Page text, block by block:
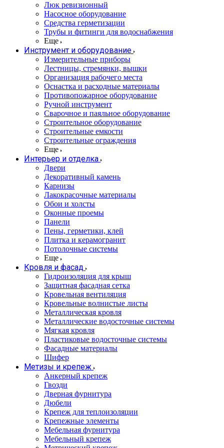
Люк ревизионный
Насосное оборудование
Средства герметизации
Трубы и фитинги для водоснабжения
Еще
Инструмент и оборудование
Измерительные приборы
Лестницы, стремянки, вышки
Организация рабочего места
Оснастка и расходные материалы
Противопожарное оборудование
Ручной инструмент
Сварочное и паяльное оборудование
Строительное оборудование
Строительные емкости
Строительные ограждения
Еще
Интерьер и отделка
Двери
Декоративный камень
Карнизы
Лакокрасочные материалы
Обои и холсты
Оконные проемы
Панели
Пены, герметики, клей
Плитка и керамогранит
Потолочные системы
Еще
Кровля и фасад
Гидроизоляция для крыш
Защитная фасадная сетка
Кровельная вентиляция
Кровельные волнистые листы
Металлическая кровля
Металлические водосточные системы
Мягкая кровля
Пластиковые водосточные системы
Фасадные материалы
Шифер
Метизы и крепеж
Анкерный крепеж
Гвозди
Дверная фурнитура
Дюбели
Крепеж для теплоизоляции
Крепежные элементы
Мебельная фурнитура
Мебельный крепеж